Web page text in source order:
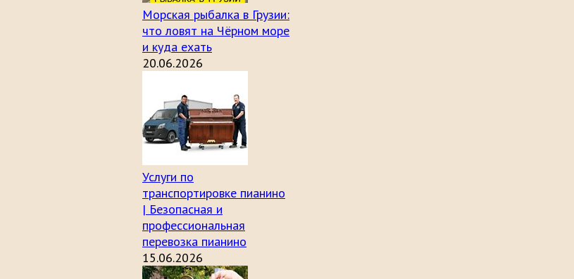
Морская рыбалка в Грузии:
что ловят на Чёрном море
и куда ехать
20.06.2026
Услуги по
транспортировке пианино
| Безопасная и
профессиональная
перевозка пианино
15.06.2026